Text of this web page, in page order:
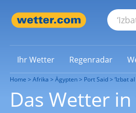
Ihr Wetter Regenradar
Home Afrika Ägypten Port Said ‘Izbat
Das Wetter